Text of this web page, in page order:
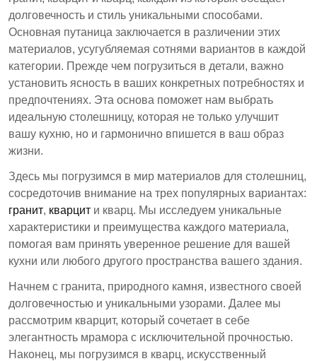
Гранит – это натуральный камень, известный
своей долговечностью и уникальными
узорами, но требует периодической
герметизации.
Кварцит сочетает в себе элегантность мрамора
с высокой долговечностью и меньшими
потребностями в обслуживании, чем гранит.
Кварц – это искусственный камень, который не
пористый и требует мало ухода, но менее
термостойкий, чем натуральные камни.
обоснованных решений в дизайне и ремонте
долговечность и стиль уникальными способами.
Основная путаница заключается в различении этих
материалов, усугубляемая сотнями вариантов в каждой
категории. Прежде чем погрузиться в детали, важно
установить ясность в ваших конкретных потребностях и
предпочтениях. Эта основа поможет нам выбрать
идеальную столешницу, которая не только улучшит
вашу кухню, но и гармонично впишется в ваш образ
жизни.
Здесь мы погрузимся в мир материалов для столешниц,
сосредоточив внимание на трех популярных вариантах:
гранит, кварцит и кварц. Мы исследуем уникальные
характеристики и преимущества каждого материала,
помогая вам принять уверенное решение для вашей
кухни или любого другого пространства вашего здания.
Начнем с гранита, природного камня, известного своей
долговечностью и уникальными узорами. Далее мы
рассмотрим кварцит, который сочетает в себе
элегантность мрамора с исключительной прочностью.
Наконец, мы погрузимся в кварц, искусственный